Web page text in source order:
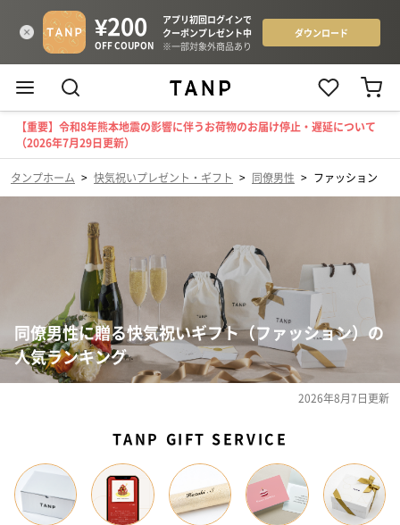
【重要】令和8年熊本地震の影響に伴うお荷物のお届け停止・遅延について
（2026年7月29日更新）
タンプホーム > 快気祝いプレゼント・ギフト > 同僚男性 > ファッション
同僚男性に贈る快気祝いギフト（ファッション）の
人気ランキング
2026年8月7日更新
TANP GIFT SERVICE